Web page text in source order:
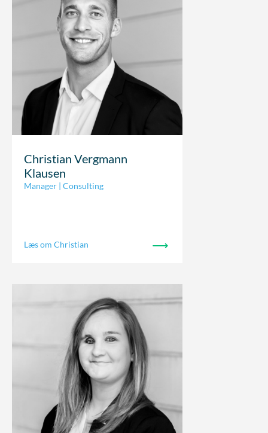
Christian Vergmann
Klausen
Manager | Consulting
Læs om Christian